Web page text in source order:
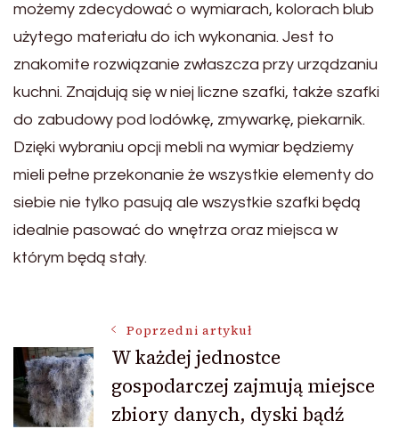
możemy zdecydować o wymiarach, kolorach blub
użytego materiału do ich wykonania. Jest to
znakomite rozwiązanie zwłaszcza przy urządzaniu
kuchni. Znajdują się w niej liczne szafki, także szafki
do zabudowy pod lodówkę, zmywarkę, piekarnik.
Dzięki wybraniu opcji mebli na wymiar będziemy
mieli pełne przekonanie że wszystkie elementy do
siebie nie tylko pasują ale wszystkie szafki będą
idealnie pasować do wnętrza oraz miejsca w
którym będą stały.
Nawigacja
wpisu
Poprzedni artykuł
W każdej jednostce
gospodarczej zajmują miejsce
zbiory danych, dyski bądź